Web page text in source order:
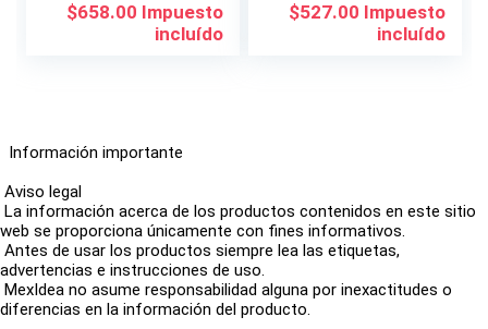
$658.00 Impuesto
incluído
$527.00 Impuesto
incluído
Información importante
Aviso legal
La información acerca de los productos contenidos en este sitio
web se proporciona únicamente con fines informativos.
Antes de usar los productos siempre lea las etiquetas,
advertencias e instrucciones de uso.
MexIdea no asume responsabilidad alguna por inexactitudes o
diferencias en la información del producto.